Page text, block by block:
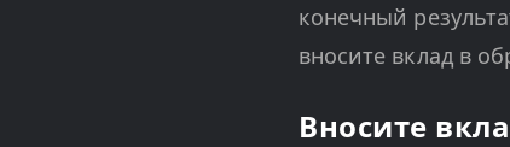
конечный
вносите вклад в
Вносите